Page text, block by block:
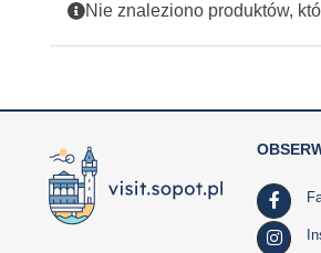
Nie znaleziono produktów,